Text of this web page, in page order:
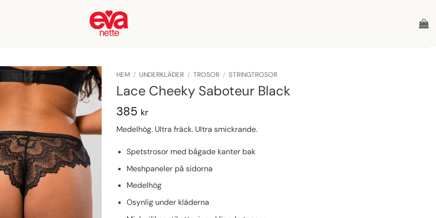
HEM / UNDERKLÄDER / TROSOR / STRINGTROSOR
Lace Cheeky Saboteur Black
385 kr
Medelhög. Ultra fräck. Ultra smickrande.
Spetstrosor med bågade kanter bak
Meshpaneler på sidorna
Medelhög
Osynlig under kläderna